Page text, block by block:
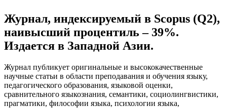
Журнал, индексируемый в Scopus (Q2),
наивысший процентиль – 39%.
Издается в Западной Азии.
Журнал публикует оригинальные и высококачественные
научные статьи в области преподавания и обучения языку,
педагогического образования, языковой оценки,
сравнительного языкознания, семантики, социолингвистики,
прагматики, философии языка, психологии языка,